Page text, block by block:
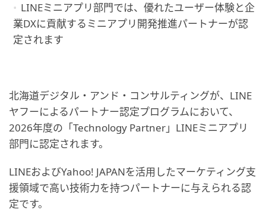
LINEミニアプリ部門では、優れたユーザー体験と企
業DXに貢献するミニアプリ開発推進パートナーが認
定されます
北海道デジタル・アンド・コンサルティングが、LINE
ヤフーによるパートナー認定プログラムにおいて、
2026年度の「Technology Partner」LINEミニアプリ
部門に認定されます。
LINEおよびYahoo! JAPANを活用したマーケティング支
援領域で高い技術力を持つパートナーに与えられる認
定です。